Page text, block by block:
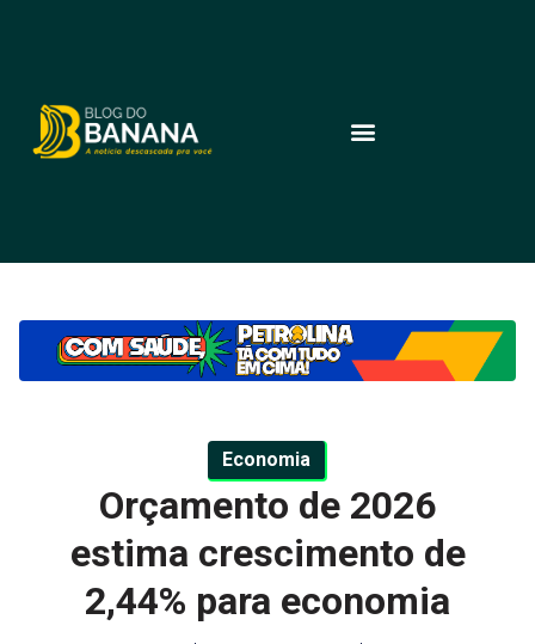
Economia
Orçamento de 2026
estima crescimento de
2,44% para economia